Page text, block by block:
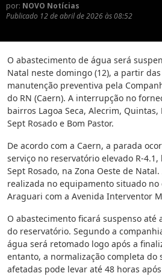
por: NOVO Notícias
Publicado 12 de abril de 2026 às 08:52
O abastecimento de água será
Natal neste domingo (12), a partir
manutenção preventiva pela
do RN (Caern). A interrupção no
bairros Lagoa Seca, Alecrim,
Sept Rosado e Bom Pastor.
De acordo com a Caern, a parada
serviço no reservatório elevado R-
Sept Rosado, na Zona Oeste de
realizada no equipamento situado no
Araguari com a Avenida Interventor
O abastecimento ficará suspenso até
do reservatório. Segundo a
água será retomado logo após a
entanto, a normalização completa do
afetadas pode levar até 48 horas